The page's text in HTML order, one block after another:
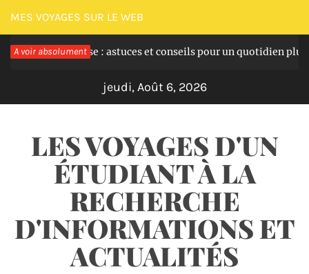
Passer
au
contenu
MES VOYAGES SUR LE WEB
A voir absolument
grossesse : astuces et conseils pour un quotidien plus serein
jeudi, Août 6, 2026
LES VOYAGES D'UN
ÉTUDIANT À LA
RECHERCHE
D'INFORMATIONS ET
ACTUALITÉS